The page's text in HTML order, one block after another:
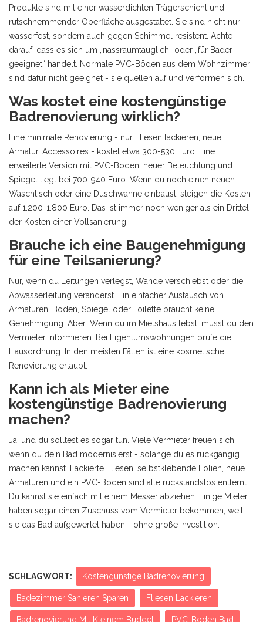
Produkte sind mit einer wasserdichten Trägerschicht und
rutschhemmender Oberfläche ausgestattet. Sie sind nicht nur
wasserfest, sondern auch gegen Schimmel resistent. Achte
darauf, dass es sich um „nassraumtauglich“ oder „für Bäder
geeignet“ handelt. Normale PVC-Böden aus dem Wohnzimmer
sind dafür nicht geeignet - sie quellen auf und verformen sich.
Was kostet eine kostengünstige
Badrenovierung wirklich?
Eine minimale Renovierung - nur Fliesen lackieren, neue
Armatur, Accessoires - kostet etwa 300-530 Euro. Eine
erweiterte Version mit PVC-Boden, neuer Beleuchtung und
Spiegel liegt bei 700-940 Euro. Wenn du noch einen neuen
Waschtisch oder eine Duschwanne einbaust, steigen die Kosten
auf 1.200-1.800 Euro. Das ist immer noch weniger als ein Drittel
der Kosten einer Vollsanierung.
Brauche ich eine Baugenehmigung
für eine Teilsanierung?
Nur, wenn du Leitungen verlegst, Wände verschiebst oder die
Abwasserleitung veränderst. Ein einfacher Austausch von
Armaturen, Boden, Spiegel oder Toilette braucht keine
Genehmigung. Aber: Wenn du im Mietshaus lebst, musst du den
Vermieter informieren. Bei Eigentumswohnungen prüfe die
Hausordnung. In den meisten Fällen ist eine kosmetische
Renovierung erlaubt.
Kann ich als Mieter eine
kostengünstige Badrenovierung
machen?
Ja, und du solltest es sogar tun. Viele Vermieter freuen sich,
wenn du dein Bad modernisierst - solange du es rückgängig
machen kannst. Lackierte Fliesen, selbstklebende Folien, neue
Armaturen und ein PVC-Boden sind alle rückstandslos entfernt.
Du kannst sie einfach mit einem Messer abziehen. Einige Mieter
haben sogar einen Zuschuss vom Vermieter bekommen, weil
sie das Bad aufgewertet haben - ohne große Investition.
SCHLAGWORT: Kostengünstige Badrenovierung
Badezimmer Sanieren Sparen Fliesen Lackieren
Badrenovierung Mit Kleinem Budget PVC-Boden Bad